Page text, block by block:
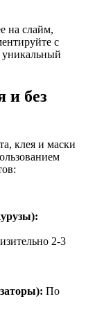
на слайм,
с
и без
клея и маски
2-3
По